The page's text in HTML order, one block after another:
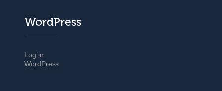
WordPress
Log in
WordPress